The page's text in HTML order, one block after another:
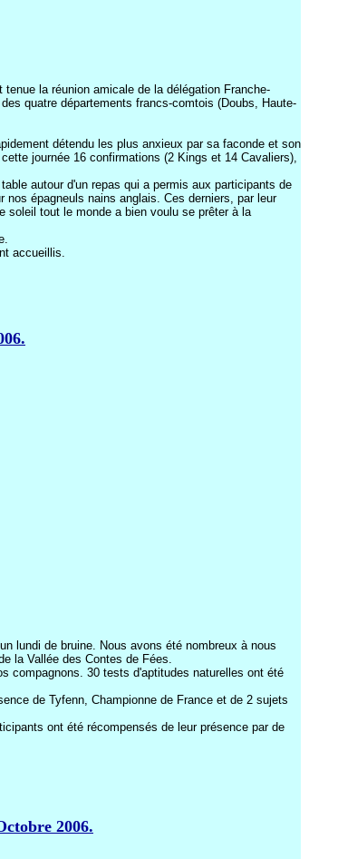
la réunion amicale de la délégation Franche-
quatre départements francs-comtois (Doubs, Haute-
détendu les plus anxieux par sa faconde et son
journée 16 confirmations (2 Kings et 14 Cavaliers),
autour d'un repas qui a permis aux participants de
épagneuls nains anglais. Ces derniers, par leur
soleil tout le monde a bien voulu se prêter à la
accueillis.
lundi de bruine. Nous avons été nombreux à nous
la Vallée des Contes de Fées.
compagnons. 30 tests d'aptitudes naturelles ont été
de Tyfenn, Championne de France et de 2 sujets
ont été récompensés de leur présence par de
2006.